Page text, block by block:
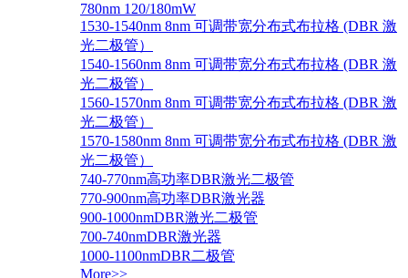
780nm 120/180mW
1530-1540nm 8nm 可调带宽分布式布拉格 (DBR 激
光二极管）
1540-1560nm 8nm 可调带宽分布式布拉格 (DBR 激
光二极管）
1560-1570nm 8nm 可调带宽分布式布拉格 (DBR 激
光二极管）
1570-1580nm 8nm 可调带宽分布式布拉格 (DBR 激
光二极管）
740-770nm高功率DBR激光二极管
770-900nm高功率DBR激光器
900-1000nmDBR激光二极管
700-740nmDBR激光器
1000-1100nmDBR二极管
More>>